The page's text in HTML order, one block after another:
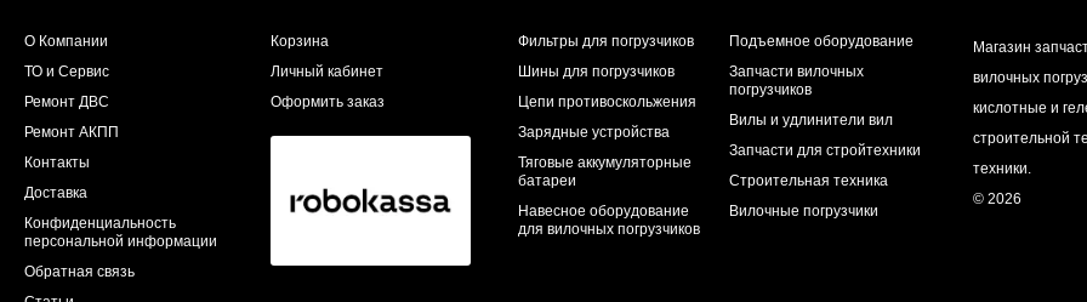
О Компании
ТО и Сервис
​Ремонт ДВС
Ремонт АКПП
Контакты
Доставка
Конфиденциальность
персональной информации
Обратная связь
Корзина
Личный кабинет
Оформить заказ
Фильтры для погрузчиков
Шины для погрузчиков
Цепи противоскольжения
Зарядные устройства
Тяговые аккумуляторные
батареи
Навесное оборудование
для вилочных погрузчиков
Подъемное оборудование
Запчасти вилочных
погрузчиков
Вилы и удлинители вил
Запчасти для стройтехники
Строительная техника
Вилочные погрузчики
Магазин
вилочных
кислотные и
строительной
техники.
© 2026